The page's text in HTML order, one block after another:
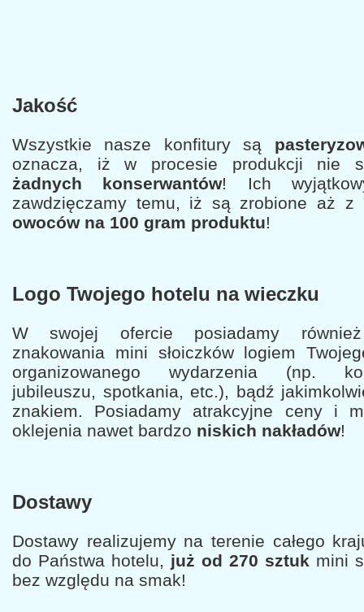
Jakość
Wszystkie nasze konfitury są
oznacza, iż w procesie produkcji nie
żadnych konserwantów! Ich
zawdzięczamy temu, iż są zrobione aż z
owoców na 100 gram produktu!
Logo Twojego hotelu na wieczku
W swojej ofercie posiadamy również
znakowania mini słoiczków logiem
organizowanego wydarzenia (np.
jubileuszu, spotkania, etc.), bądź
znakiem. Posiadamy atrakcyjne ceny i
oklejenia nawet bardzo niskich nakładów!
Dostawy
Dostawy realizujemy na terenie całego
do Państwa hotelu, już od 270 sztuk mini
bez względu na smak!